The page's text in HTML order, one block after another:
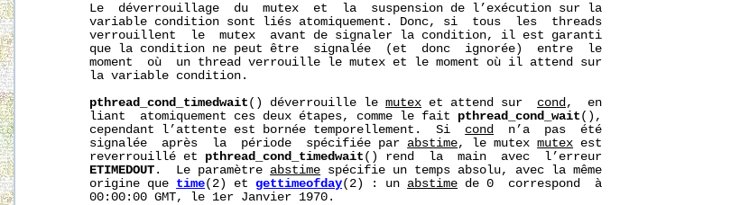
       Le  déverrouillage  du  mutex  et  la  suspension de l’exécution sur la
       variable condition sont liés atomiquement. Donc, si  tous  les  threads
       verrouillent  le  mutex  avant de signaler la condition, il est garanti
       que la condition ne peut être  signalée  (et  donc  ignorée)  entre  le
       moment  où  un thread verrouille le mutex et le moment où il attend sur
       la variable condition.
pthread_cond_timedwait () déverrouille le mutex et attend sur cond ,  en
       liant  atomiquement ces deux étapes, comme le fait
pthread_cond_wait (),
       cependant l’attente est bornée temporellement.  Si
cond
  n’a  pas  été
       signalée  après  la  période  spécifiée par
abstime, le mutex mutex est
       reverrouillé et
pthread_cond_timedwait () rend  la  main  avec  l’erreur
ETIMEDOUT .  Le paramètre abstime spécifie un temps absolu, avec la même
       origine que
time(2) et gettimeofday(2) : un abstime de 0  correspond  à
       00:00:00 GMT, le 1er Janvier 1970.